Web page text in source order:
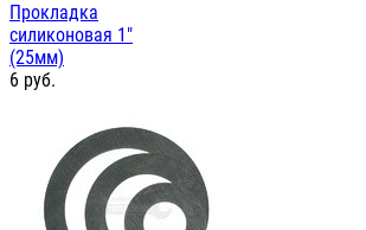
Прокладка
силиконовая 1"
(25мм)
6 руб.